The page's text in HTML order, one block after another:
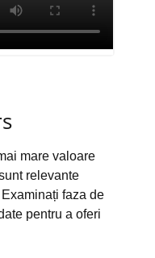
mare valoare
relevante
faza de
pentru a oferi